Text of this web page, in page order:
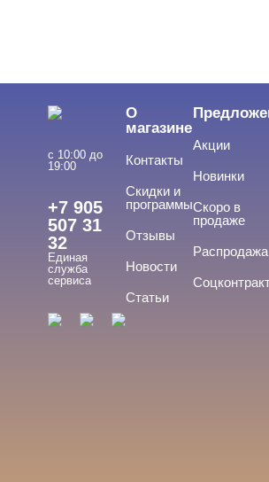
с 10:00 до
19:00
+7 905
507 31
32
Единая
служба
сервиса
О
магазине
Контакты
Скидки и
программы
Отзывы
Новости
Статьи
Акции
Новинки
Скоро в
продаже
Распродажа